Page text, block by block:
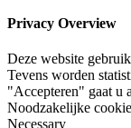
Privacy Overview
Deze website
Tevens worden
"Accepteren" gaat u
Noodzakelijke
Necessary